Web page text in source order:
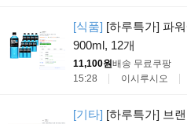
[식품] [하루특가] 파
900ml, 12개
11,100원배송 무료 쿠팡
15:28
이시루시오
[기타] [하루특가] 브